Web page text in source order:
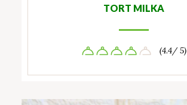
TORT MILKA
(4.4/ 5)